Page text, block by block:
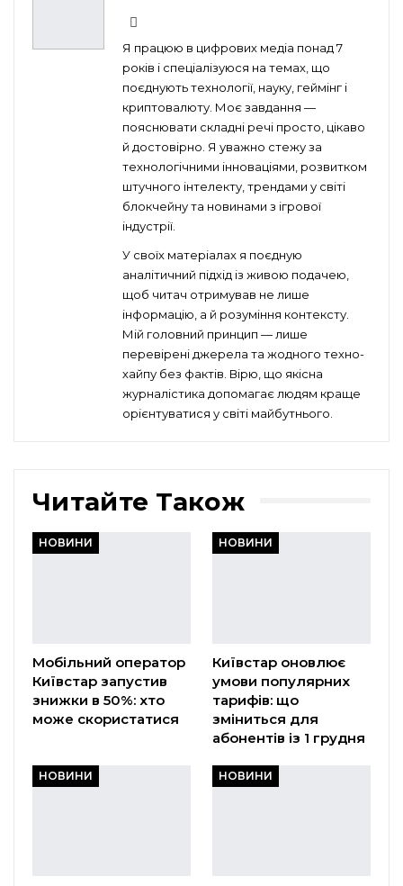
Я працюю в цифрових медіа понад 7
років і спеціалізуюся на темах, що
поєднують технології, науку, геймінг і
криптовалюту. Моє завдання —
пояснювати складні речі просто, цікаво
й достовірно. Я уважно стежу за
технологічними інноваціями, розвитком
штучного інтелекту, трендами у світі
блокчейну та новинами з ігрової
індустрії.
У своїх матеріалах я поєдную
аналітичний підхід із живою подачею,
щоб читач отримував не лише
інформацію, а й розуміння контексту.
Мій головний принцип — лише
перевірені джерела та жодного техно-
хайпу без фактів. Вірю, що якісна
журналістика допомагає людям краще
орієнтуватися у світі майбутнього.
Читайте Також
НОВИНИ
Мобільний оператор
Київстар запустив
знижки в 50%: хто
може скористатися
НОВИНИ
Київстар оновлює
умови популярних
тарифів: що
зміниться для
абонентів із 1 грудня
НОВИНИ НОВИНИ